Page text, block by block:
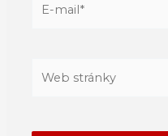
mail*
stránky